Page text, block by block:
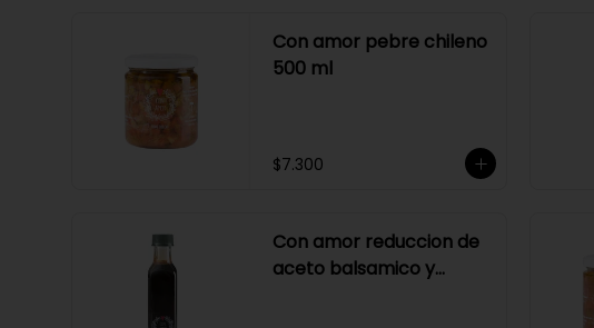
Con amor pebre chileno
500 ml
$7.300
Con amor reduccion de
aceto balsamico y